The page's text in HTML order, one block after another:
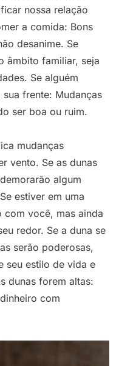
nossa relação
a comida: Bons
desanime. Se
âmbito familiar, seja
Se alguém
frente: Mudanças
ser boa ou ruim.
mudanças
vento. Se as dunas
algum
estiver em uma
com você, mas ainda
redor. Se a duna se
serão poderosas,
seu estilo de vida e
dunas forem altas:
com